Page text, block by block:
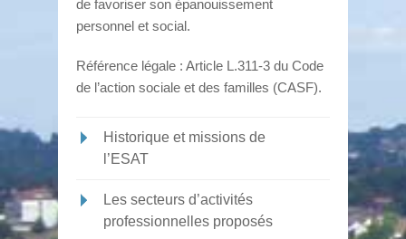
de favoriser son épanouissement
personnel et social.
Référence légale : Article L.311-3 du Code
de l’action sociale et des familles (CASF).
Historique et missions de
l’ESAT
Les secteurs d’activités
professionnelles proposés